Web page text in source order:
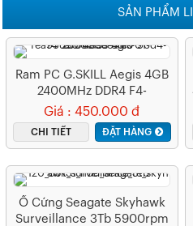
SẢN PHẨM
Ram PC G.SKILL Aegis 4GB
2400MHz DDR4 F4-
2400C17S-4GIS
Giá : 450.000 đ
CHI TIẾT ĐẶT HÀNG
Ổ Cứng Seagate Skyhawk
Surveillance 3Tb 5900rpm